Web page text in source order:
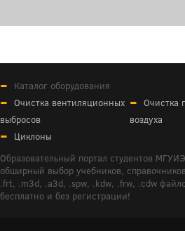
Каталог оборудования
Очистка вентиляционных
выбросов
Очистка
воздуха
Циклоны
Образовательный портал студентов
обширный выбор учебников,
.frt, .m3d, .a3d, .spw, .kdw, .frw, .cdw
бесплатно и без регистрации!